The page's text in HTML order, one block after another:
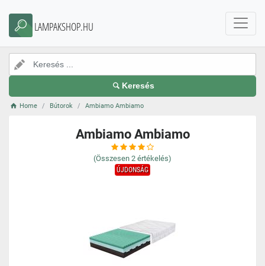
LAMPAKSHOP.HU
Keresés
Home Bútorok Ambiamo Ambiamo
Ambiamo Ambiamo
(Összesen 2 értékelés)
ÚJDONSÁG